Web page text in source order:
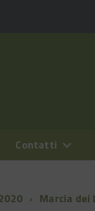
Contatti
Marcia dei